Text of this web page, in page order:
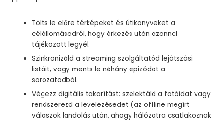
Tölts le előre térképeket és útikönyveket a
célállomásodról, hogy érkezés után azonnal
tájékozott legyél.
Szinkronizáld a streaming szolgáltatód lejátszási
listáit, vagy ments le néhány epizódot a
sorozatodból.
Végezz digitális takarítást: szelektáld a fotóidat vagy
rendszerezd a levelezésedet (az offline megírt
válaszok landolás után, ahogy hálózatra csatlakoznak